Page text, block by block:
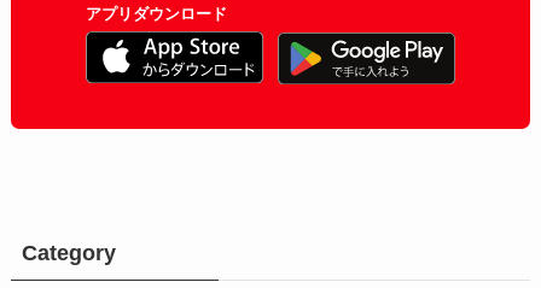
アプリダウンロード
Category